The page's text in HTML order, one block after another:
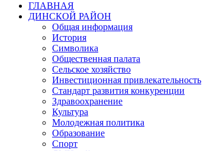
ГЛАВНАЯ
ДИНСКОЙ РАЙОН
Общая информация
История
Символика
Общественная палата
Сельское хозяйство
Инвестиционная привлекательность
Стандарт развития конкуренции
Здравоохранение
Культура
Молодежная политика
Образование
Спорт